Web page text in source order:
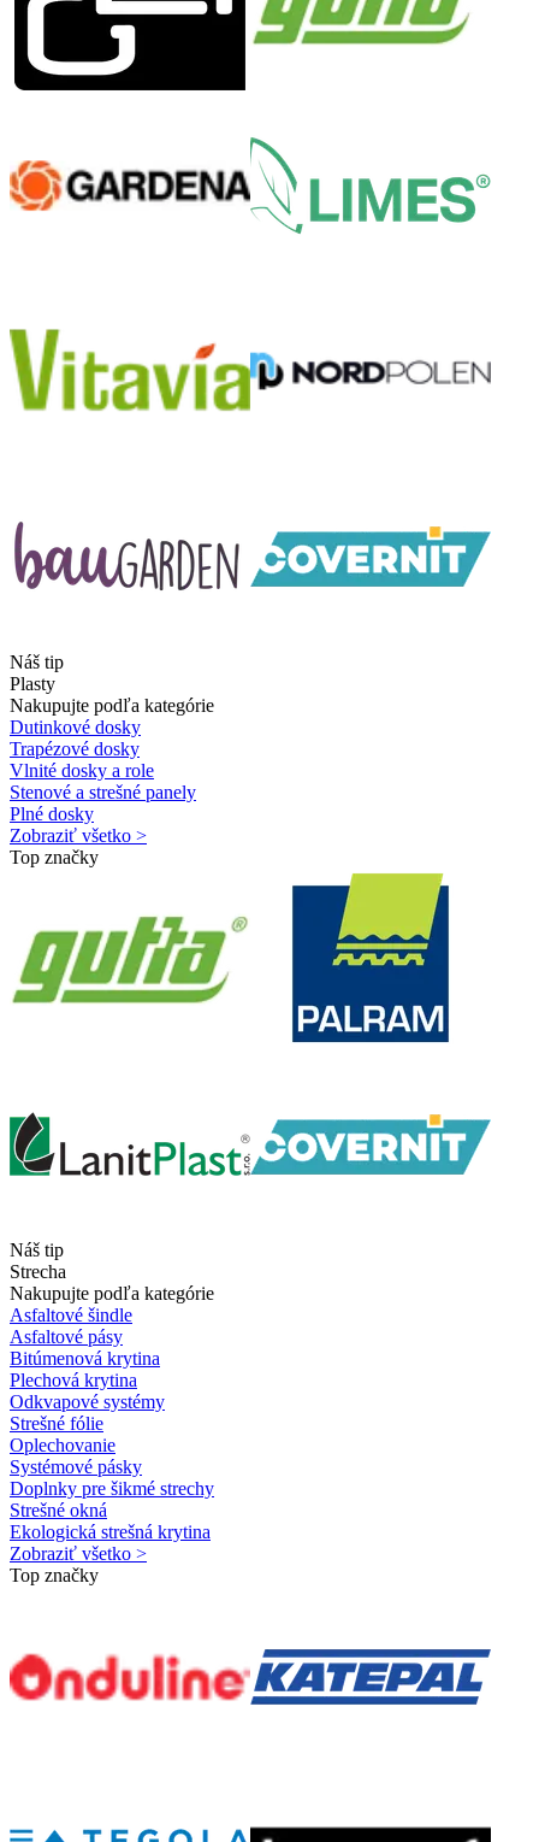
Náš tip
Plasty
Nakupujte podľa kategórie
Dutinkové dosky
Trapézové dosky
Vlnité dosky a role
Stenové a strešné panely
Plné dosky
Zobraziť všetko >
Top značky
Náš tip
Strecha
Nakupujte podľa kategórie
Asfaltové šindle
Asfaltové pásy
Bitúmenová krytina
Plechová krytina
Odkvapové systémy
Strešné fólie
Oplechovanie
Systémové pásky
Doplnky pre šikmé strechy
Strešné okná
Ekologická strešná krytina
Zobraziť všetko >
Top značky